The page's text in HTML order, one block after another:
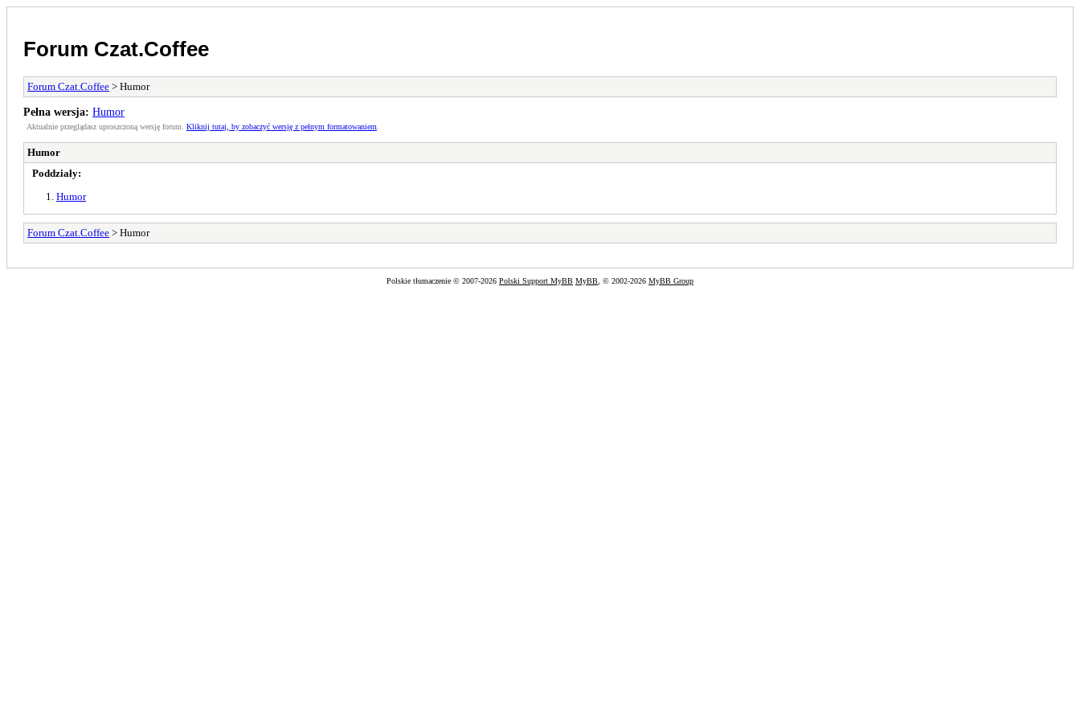
Forum Czat.Coffee
Forum Czat.Coffee > Humor
Pełna wersja: Humor
Aktualnie przeglądasz uproszczoną wersję forum. Kliknij tutaj, by zobaczyć wersję z pełnym formatowaniem
Humor
Poddziały:
Humor
Forum Czat.Coffee > Humor
Polskie tłumaczenie © 2007-2026 Polski Support MyBB MyBB , © 2002-2026 MyBB Group